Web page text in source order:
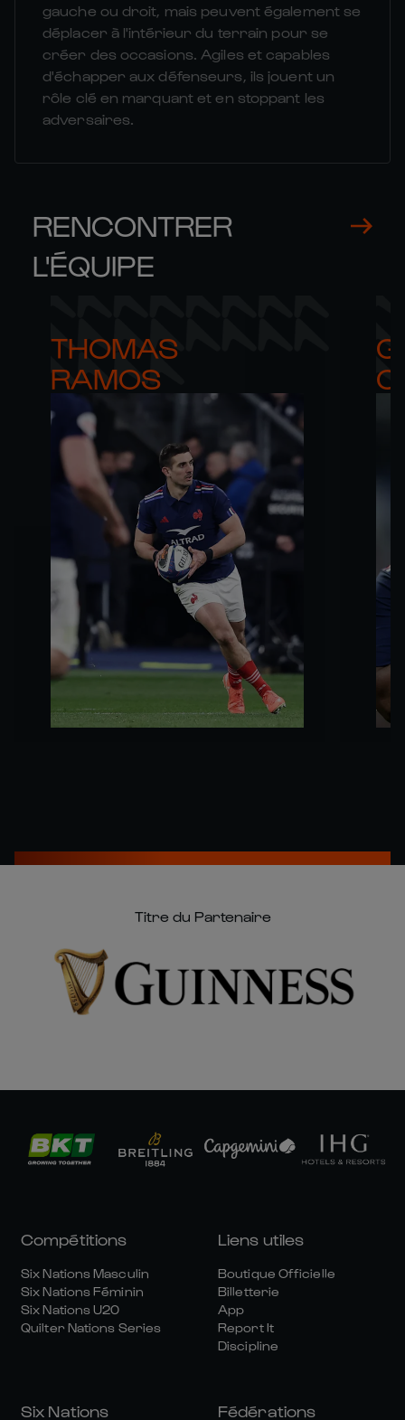
gauche ou droit, mais peuvent également se
déplacer à l'intérieur du terrain pour se
créer des occasions. Agiles et capables
d'échapper aux défenseurs, ils jouent un
rôle clé en marquant et en stoppant les
adversaires.
RENCONTRER
L'ÉQUIPE
THOMAS
RAMOS
Titre du Partenaire
Compétitions
Six Nations Masculin
Six Nations Féminin
Six Nations U20
Quilter Nations Series
Liens utiles
Boutique Officielle
Billetterie
App
Report It
Discipline
Six Nations Fédérations